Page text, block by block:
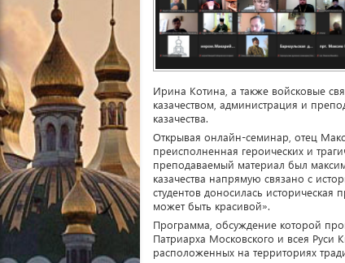
Ирина Котина, а также войсковые
казачеством, администрация и
казачества.
Открывая онлайн-семинар, отец
преисполненная героических и
преподаваемый материал был
казачества напрямую связано с
студентов доносилась историческая
может быть красивой».
Программа, обсуждение которой
Патриарха Московского и всея
расположенных на территориях